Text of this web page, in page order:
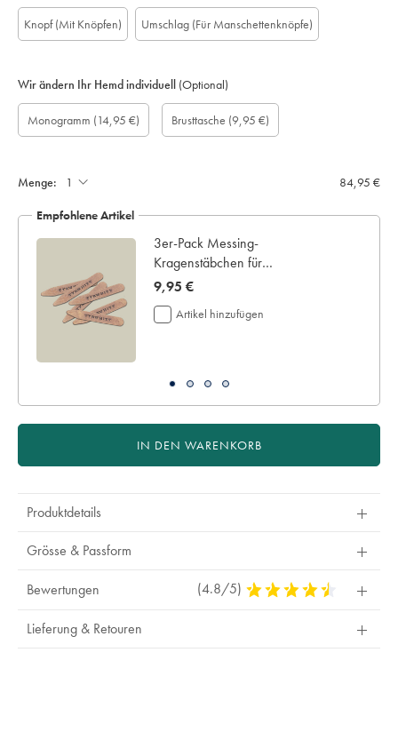
Knopf (Mit Knöpfen) Umschlag (Für Manschettenknöpfe)
Wir ändern Ihr Hemd individuell (Optional)
Maßgefertigte
Ärmellänge
(cm):
Monogram
Font:
Monogram
Colour:
Monogramm
Optionen:
Monogramm (14,95 €)
Monogram
Location:
Brusttasche
aufnähen:
Brusttasche (9,95 €)
Geschenkbox:
Menge: 84,95 €
Empfohlene Artikel
3er-Pack Messing-
Kragenstäbchen für
Haifischkragen
now
9,95
€
9,95 €
Artikel hinzufügen
IN DEN WARENKORB
Produktdetails
Grösse & Passform
Bewertungen (4.8/5) 4,8
Stars
Lieferung & Retouren